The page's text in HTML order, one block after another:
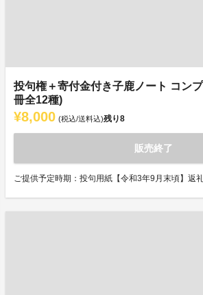
投句権＋寄付金付き子鹿ノート コン
冊全12種)
¥8,000 (税込/送料込)残り8
販売終了
ご提供予定時期：投句用紙【令和3年9月末頃】返